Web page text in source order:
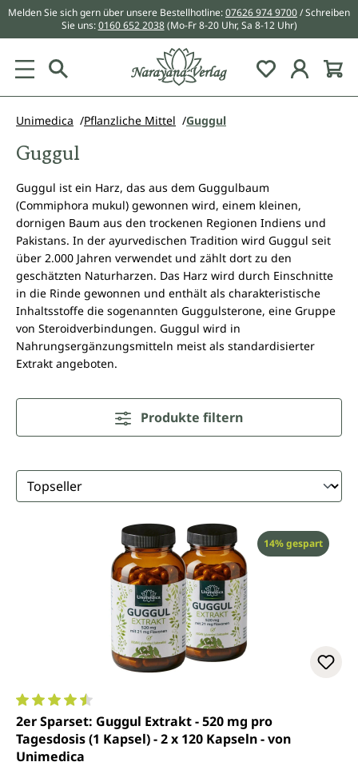
springen
Melden Sie sich gern über unsere Bestellhotline:07626 974 9700/ Schreiben
Sie uns:0160 652 2038 (Mo-Fr 8-20 Uhr, Sa 8-12 Uhr)
Du hast 0
Unimedica Pflanzliche Mittel Guggul
Guggul
Guggul ist ein Harz, das aus dem Guggulbaum
(Commiphora mukul) gewonnen wird, einem kleinen,
dornigen Baum aus den trockenen Regionen Indiens und
Pakistans. In der ayurvedischen Tradition wird Guggul seit
über 2.000 Jahren verwendet und zählt dort zu den
geschätzten Naturharzen. Das Harz wird durch Einschnitte
in die Rinde gewonnen und enthält als charakteristische
Inhaltsstoffe die sogenannten Guggulsterone, eine Gruppe
von Steroidverbindungen. Guggul wird in
Nahrungsergänzungsmitteln meist als standardisierter
Extrakt angeboten.
Produkte filtern
Rabatt
14% gespart
Durchschnittliche Bewertung von 4.6 von 5 Sternen
2er Sparset: Guggul Extrakt - 520 mg pro
Tagesdosis (1 Kapsel) - 2 x 120 Kapseln - von
Unimedica